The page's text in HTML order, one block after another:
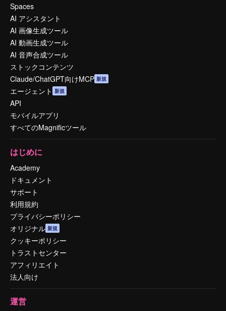
Spaces
AI アシスタント
AI 画像生成ツール
AI 動画生成ツール
AI 音声合成ツール
ストックコンテンツ
Claude/ChatGPT向けMCP 新規
エージェント 新規
API
モバイルアプリ
すべてのMagnificツール
はじめに
Academy
ドキュメント
サポート
利用規約
プライバシーポリシー
オリジナル 新規
クッキーポリシー
トラストセンター
アフィリエイト
法人向け
運営